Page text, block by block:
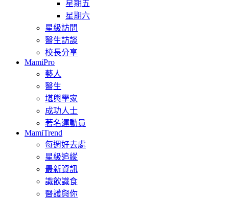
星期五
星期六
星級訪問
醫生訪談
校長分享
MamiPro
藝人
醫生
堪輿學家
成功人士
著名運動員
MamiTrend
每週好去處
星級追縱
最新資訊
識飲識食
醫護與你